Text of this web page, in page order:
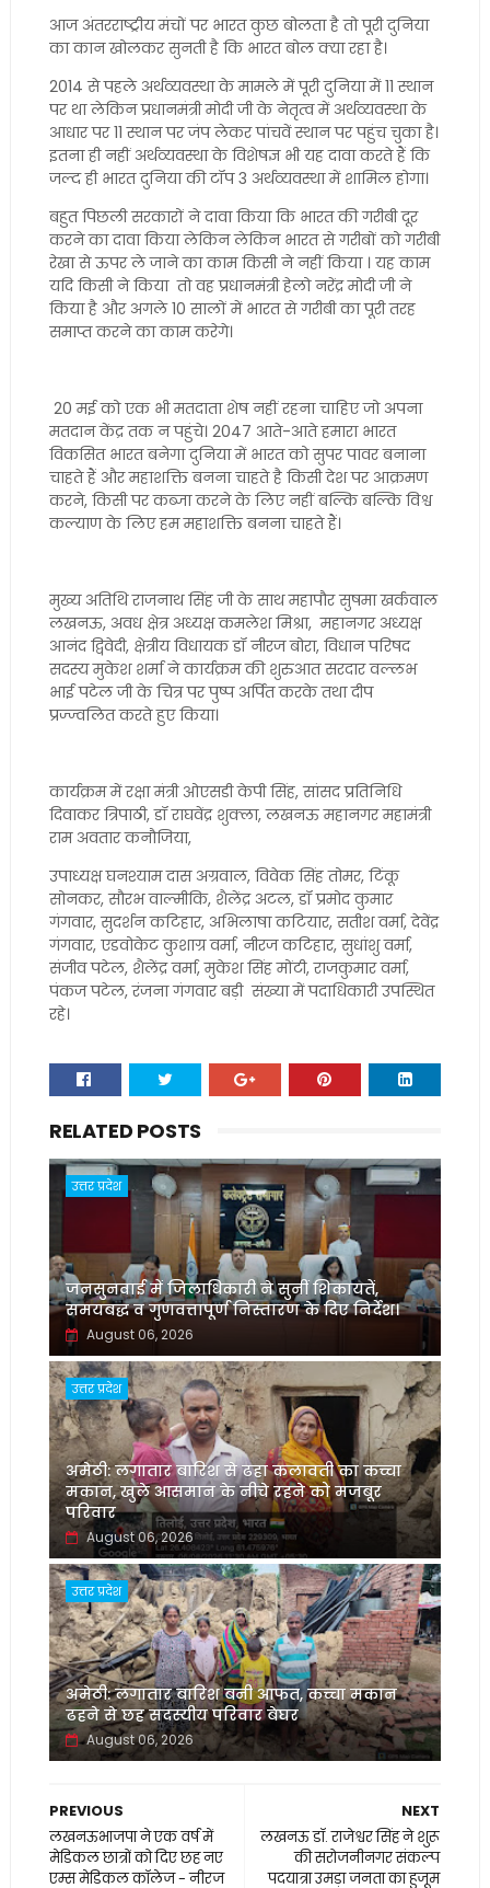
आज अंतरराष्ट्रीय मंचों पर भारत कुछ बोलता है तो पूरी दुनिया
का कान खोलकर सुनती है कि भारत बोल क्या रहा है।
2014 से पहले अर्थव्यवस्था के मामले में पूरी दुनिया में 11 स्थान
पर था लेकिन प्रधानमंत्री मोदी जी के नेतृत्व में अर्थव्यवस्था के
आधार पर 11 स्थान पर जंप लेकर पांचवें स्थान पर पहुंच चुका है।
इतना ही नहीं अर्थव्यवस्था के विशेषज्ञ भी यह दावा करते हैं कि
जल्द ही भारत दुनिया की टॉप 3 अर्थव्यवस्था में शामिल होगा।
बहुत पिछली सरकारों ने दावा किया कि भारत की गरीबी दूर
करने का दावा किया लेकिन लेकिन भारत से गरीबों को गरीबी
रेखा से ऊपर ले जाने का काम किसी ने नहीं किया । यह काम
यदि किसी ने किया तो वह प्रधानमंत्री हेलो नरेंद्र मोदी जी ने
किया है और अगले 10 सालों में भारत से गरीबी का पूरी तरह
समाप्त करने का काम करेगे।
20 मई को एक भी मतदाता शेष नहीं रहना चाहिए जो अपना
मतदान केंद्र तक न पहुंचे। 2047 आते-आते हमारा भारत
विकसित भारत बनेगा दुनिया में भारत को सुपर पावर बनाना
चाहते हैं और महाशक्ति बनना चाहते है किसी देश पर आक्रमण
करने, किसी पर कब्जा करने के लिए नहीं बल्कि बल्कि विश्व
कल्याण के लिए हम महाशक्ति बनना चाहते हैं।
मुख्य अतिथि राजनाथ सिंह जी के साथ महापौर सुषमा खर्कवाल
लखनऊ, अवध क्षेत्र अध्यक्ष कमलेश मिश्रा, महानगर अध्यक्ष
आनंद द्विवेदी, क्षेत्रीय विधायक डॉ नीरज बोरा, विधान परिषद
सदस्य मुकेश शर्मा ने कार्यक्रम की शुरुआत सरदार वल्लभ
भाई पटेल जी के चित्र पर पुष्प अर्पित करके तथा दीप
प्रज्ज्वलित करते हुए किया।
कार्यक्रम में रक्षा मंत्री ओएसडी केपी सिंह, सांसद प्रतिनिधि
दिवाकर त्रिपाठी, डॉ राघवेंद्र शुक्ला, लखनऊ महानगर महामंत्री
राम अवतार कनौजिया,
उपाध्यक्ष घनश्याम दास अग्रवाल, विवेक सिंह तोमर, टिंकू
सोनकर, सौरभ वाल्मीकि, शैलेंद्र अटल, डॉ प्रमोद कुमार
गंगवार, सुदर्शन कटिहार, अभिलाषा कटियार, सतीश वर्मा, देवेंद्र
गंगवार, एडवोकेट कुशाग्र वर्मा, नीरज कटिहार, सुधांशु वर्मा,
संजीव पटेल, शैलेंद्र वर्मा, मुकेश सिंह मोंटी, राजकुमार वर्मा,
पंकज पटेल, रंजना गंगवार बड़ी संख्या में पदाधिकारी उपस्थित
रहे।
RELATED POSTS
उत्तर प्रदेश
जनसुनवाई में जिलाधिकारी ने सुनीं शिकायतें,
समयबद्ध व गुणवत्तापूर्ण निस्तारण के दिए निर्देश।
August 06, 2026
उत्तर प्रदेश
अमेठी: लगातार बारिश से ढहा कलावती का कच्चा
मकान, खुले आसमान के नीचे रहने को मजबूर
परिवार
August 06, 2026
उत्तर प्रदेश
अमेठी: लगातार बारिश बनी आफत, कच्चा मकान
ढहने से छह सदस्यीय परिवार बेघर
August 06, 2026
NEXT
लखनऊ डॉ. राजेश्वर सिंह ने शुरू
की सरोजनीनगर संकल्प
पदयात्रा उमड़ा जनता का हुजूम
PREVIOUS
लखनऊभाजपा ने एक वर्ष में
मेडिकल छात्रों को दिए छह नए
एम्स मेडिकल कॉलेज - नीरज